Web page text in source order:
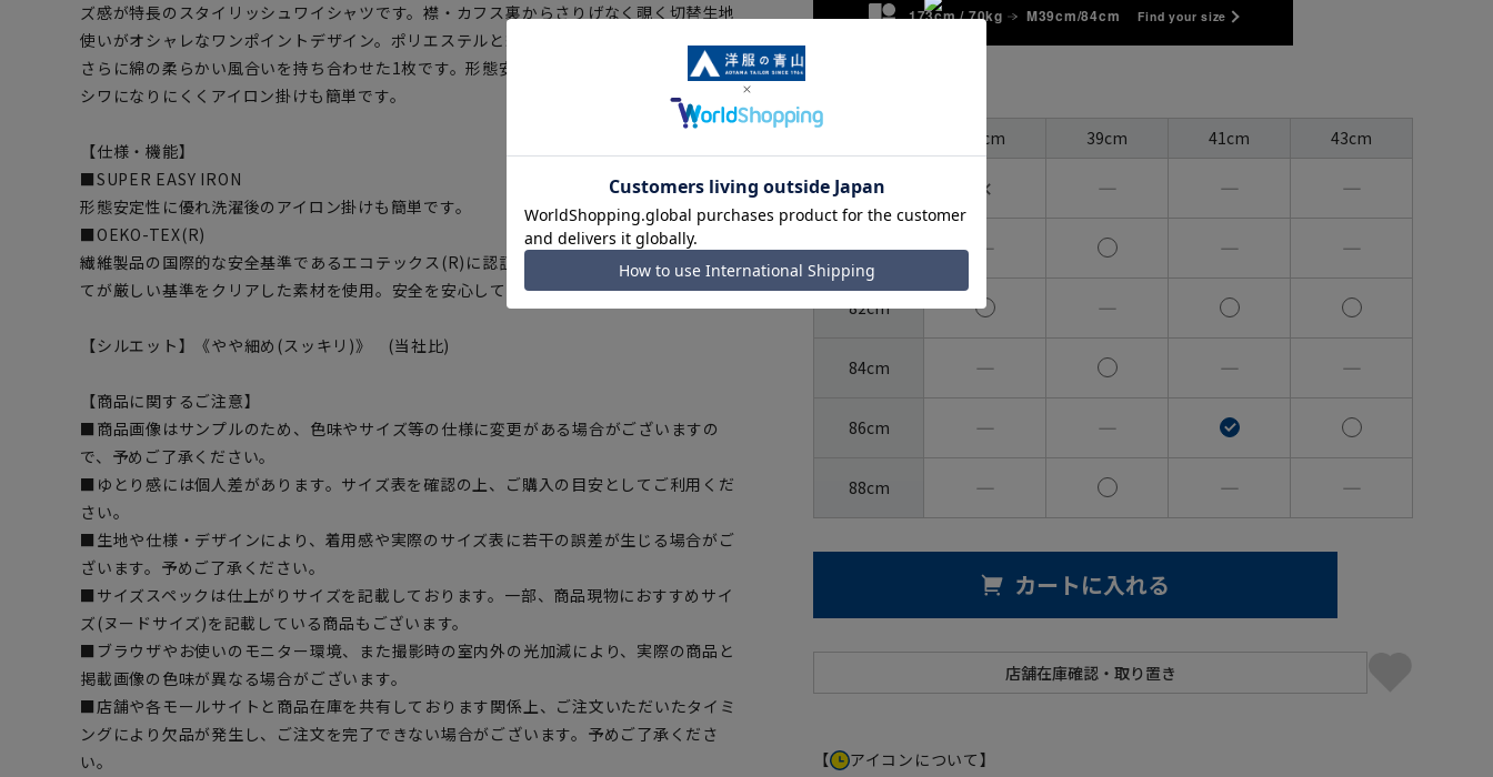
ズ感が特長のスタイリッシュワイシャツです。襟・カフス裏からさりげなく覗く切替生地
使いがオシャレなワンポイントデザイン。ポリエステルと綿の混紡素材は強度にも優れ、
さらに綿の柔らかい風合いを持ち合わせた1枚です。形態安定加工が施され家庭洗濯可能、
シワになりにくくアイロン掛けも簡単です。
【仕様・機能】
■SUPER EASY IRON
形態安定性に優れ洗濯後のアイロン掛けも簡単です。
■OEKO-TEX(R)
繊維製品の国際的な安全基準であるエコテックス(R)に認証された、生地から付属まですべ
てが厳しい基準をクリアした素材を使用。安全を安心して着用いただけます。
【シルエット】《やや細め(スッキリ)》 (当社比)
【商品に関するご注意】
■商品画像はサンプルのため、色味やサイズ等の仕様に変更がある場合がございますの
で、予めご了承ください。
■ゆとり感には個人差があります。サイズ表を確認の上、ご購入の目安としてご利用くだ
さい。
■生地や仕様・デザインにより、着用感や実際のサイズ表に若干の誤差が生じる場合がご
ざいます。予めご了承ください。
■サイズスペックは仕上がりサイズを記載しております。一部、商品現物におすすめサイ
ズ(ヌードサイズ)を記載している商品もございます。
■ブラウザやお使いのモニター環境、また撮影時の室内外の光加減により、実際の商品と
掲載画像の色味が異なる場合がございます。
■店舗や各モールサイトと商品在庫を共有しております関係上、ご注文いただいたタイミ
ングにより欠品が発生し、ご注文を完了できない場合がございます。予めご了承くださ
い。
173cm / 70kg M39cm/84cm Find your size
37cm 39cm 41cm 43cm
78cm ✕ ― ― ―
80cm ― ― ―
82cm ―
84cm ― ― ―
86cm ― ―
88cm ― ― ―
カートに入れる
【 アイコンについて】